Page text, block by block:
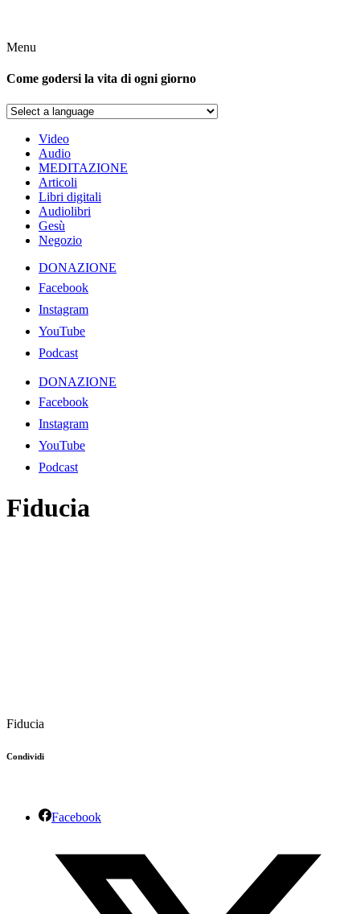
Menu
Come godersi la vita di ogni giorno
Video
Audio
MEDITAZIONE
Articoli
Libri digitali
Audiolibri
Gesù
Negozio
DONAZIONE
Facebook
Instagram
YouTube
Podcast
DONAZIONE
Facebook
Instagram
YouTube
Podcast
Fiducia
Fiducia
Condividi
Facebook